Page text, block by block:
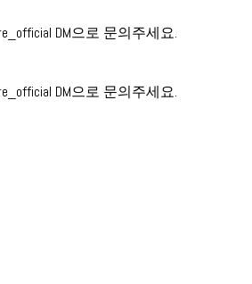
DM으로 문의주세요.
DM으로 문의주세요.